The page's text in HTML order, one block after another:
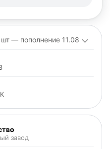
шт — пополнение 11.08
завод